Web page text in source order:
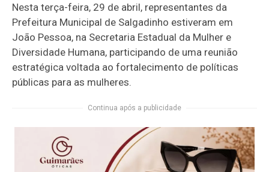
Nesta terça-feira, 29 de abril, representantes da
Prefeitura Municipal de Salgadinho estiveram em
João Pessoa, na Secretaria Estadual da Mulher e
Diversidade Humana, participando de uma reunião
estratégica voltada ao fortalecimento de políticas
públicas para as mulheres.
Continua após a publicidade